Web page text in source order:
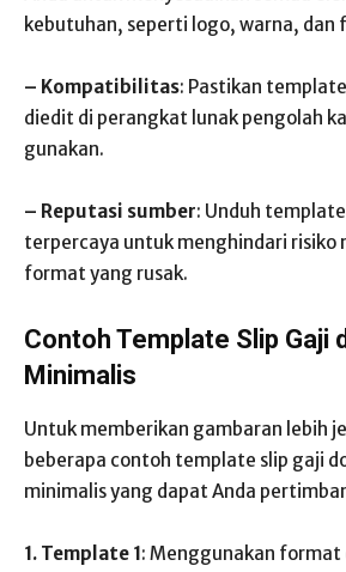
kebutuhan, seperti logo, warna, dan
– Kompatibilitas: Pastikan
diedit di perangkat lunak pengolah
gunakan.
– Reputasi sumber: Unduh
terpercaya untuk menghindari risiko
format yang rusak.
Contoh Template Slip Gaji
Minimalis
Untuk memberikan gambaran lebih
beberapa contoh template slip gaji
minimalis yang dapat Anda
1. Template 1: Menggunakan format